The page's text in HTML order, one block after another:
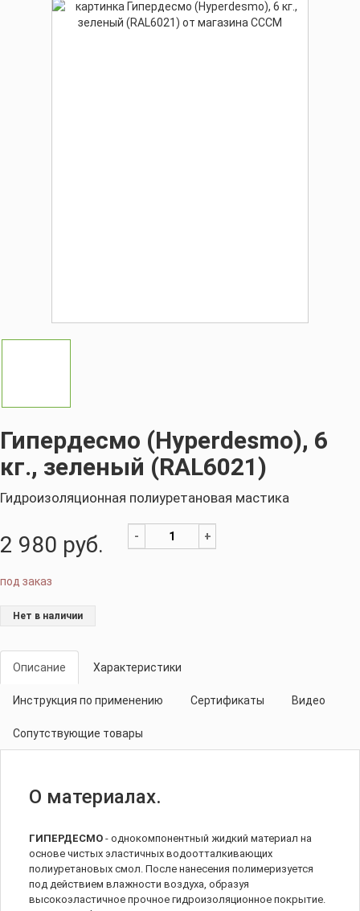
Гипердесмо (Hyperdesmo), 6
кг., зеленый (RAL6021)
Гидроизоляционная полиуретановая мастика
2 980 руб. - +
под заказ
Нет в наличии
Описание Характеристики
Инструкция по применению Сертификаты Видео
Сопутствующие товары
О материалах.
ГИПЕРДЕСМО - однокомпонентный жидкий материал на
основе чистых эластичных водоотталкивающих
полиуретановых смол. После нанесения полимеризуется
под действием влажности воздуха, образуя
высокоэластичное прочное гидроизоляционное покрытие.